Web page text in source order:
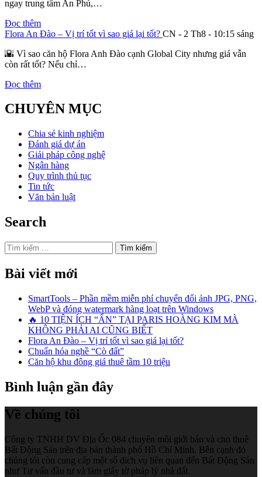
ngay trung tâm An Phú,…
Đọc thêm
Flora An Đào – Vị trí tốt vì sao giá lại tốt? CN - 2 Th8 - 10:15 sáng
🌇 Vì sao căn hộ Flora Anh Đào cạnh Global City nhưng giá vẫn
còn rất tốt? Nếu chỉ…
Đọc thêm
CHUYÊN MỤC
Chia sẻ kinh nghiệm
Đánh giá dự án
Giải pháp công nghệ
Ngân hàng
Quy trình thủ tục
Tin tức
Văn bản luật
Search
Tìm
kiếm
cho:
Bài viết mới
SmartTools – Phần mềm miễn phí chuyển đổi ảnh JPG, PNG,
WebP và đóng watermark hàng loạt trên Windows
🔥 10 TIỆN ÍCH “ẨN” TẠI PARIS HOÀNG KIM MÀ
KHÔNG PHẢI AI CŨNG BIẾT
Flora An Đào – Vị trí tốt vì sao giá lại tốt?
Chuẩn hóa nghề “Cò đất”
Căn hộ khu đông giá thuê tầm 10 triệu
Bình luận gần đây
Về chúng tôi
Công ty TNHH DV Địa Ốc 084 chuyên môi giới bán và cho thuê
Bất Động Sản trên địa bàn thành phố Hồ Chí Minh. Bên cạnh đó
chúng tôi còn cung cấp một số dich vụ liên quan đến Bất Động Sản
như Tư vấn đầu tư và làm giấy tờ pháp lý nhà đất.